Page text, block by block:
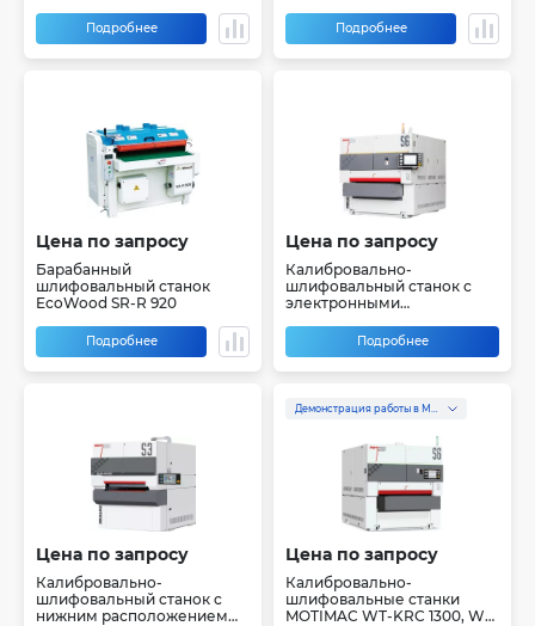
Подробнее Подробнее
Цена по запросу
Барабанный
шлифовальный станок
EcoWood SR-R 920
Подробнее
Цена по запросу
Калибровально-
шлифовальный станок с
электронными
Motimac WT RRHG 1300
Подробнее
Цена по запросу
Калибровально-
шлифовальный станок с
нижним расположением
Демонстрация работы в Москве
Цена по запросу
Калибровально-
шлифовальные станки
MOTIMAC WT-KRC 1300, WT-